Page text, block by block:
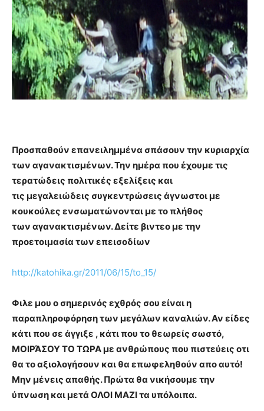
Προσπαθούν επανειλημμένα σπάσουν την κυριαρχία
των αγανακτισμένων. Την ημέρα που έχουμε τις
τερατώδεις πολιτικές εξελίξεις και
τις μεγαλειώδεις συγκεντρώσεις άγνωστοι με
κουκούλες ενσωματώνονται με το πλήθος
των αγανακτισμένων. Δείτε βιντεο με την
προετοιμασία των επεισοδίων
http://katohika.gr/2011/06/15/to_15/
Φιλε μου ο σημερινός εχθρός σου είναι η
παραπληροφόρηση των μεγάλων καναλιών. Αν είδες
κάτι που σε άγγιξε , κάτι που το θεωρείς σωστό,
ΜΟΙΡΆΣΟΥ ΤΟ ΤΩΡΑ με ανθρώπους που πιστεύεις οτι
θα το αξιολογήσουν και θα επωφεληθούν απο αυτό!
Μην μένεις απαθής. Πρώτα θα νικήσουμε την
ύπνωση και μετά ΟΛΟΙ ΜΑΖΙ τα υπόλοιπα.